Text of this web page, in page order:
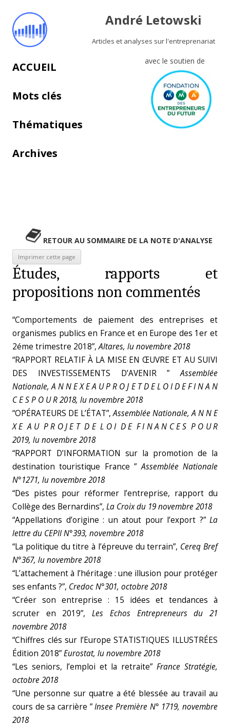
André Letowski
Articles et analyses sur l'entreprenariat
avec le soutien de
Aller au contenu principal
ACCUEIL
Mots clés
Thématiques
Archives
RETOUR AU SOMMAIRE DE LA NOTE D'ANALYSE
Études, rapports et
propositions non commentés
“Comportements de paiement des entreprises et
organismes publics en France et en Europe des 1er et
2éme trimestre 2018”,Altares, lu novembre 2018
“RAPPORT RELATIF À LA MISE EN ŒUVRE ET AU SUIVI
DES INVESTISSEMENTS D’AVENIR ”Assemblée
Nationale, A N N E X E A U P R O J E T D E L O I D E F I N A N
C E S P O U R 2018, lu novembre 2018
“OPÉRATEURS DE L’ÉTAT”,Assemblée Nationale, A N N E
X E A U P R O J E T D E L O I D E F I N A N C E S P O U R
2019, lu novembre 2018
“RAPPORT D’INFORMATION sur la promotion de la
destination touristique France ”Assemblée Nationale
N°1271, lu novembre 2018
“Des pistes pour réformer l’entreprise, rapport du
Collège des Bernardins”, La Croix du 19 novembre 2018
“Appellations d’origine : un atout pour l’export ?” La
lettre du CEPII N°393, novembre 2018
“La politique du titre à l’épreuve du terrain”, Cereq Bref
N°367, lu novembre 2018
“L’attachement à l’héritage : une illusion pour protéger
ses enfants ?”, Credoc N°301, octobre 2018
“Créer son entreprise : 15 idées et tendances à
scruter en 2019”,Les Echos Entrepreneurs du 21
novembre 2018
“Chiffres clés sur l’Europe STATISTIQUES ILLUSTRÉES
Édition 2018”Eurostat, lu novembre 2018
“Les seniors, l’emploi et la retraite”France Stratégie,
octobre 2018
“Une personne sur quatre a été blessée au travail au
cours de sa carrière ”Insee Première N° 1719, novembre
2018